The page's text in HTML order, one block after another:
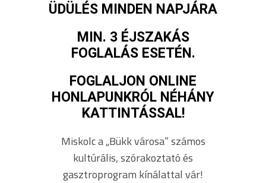
ÜDÜLÉS MINDEN NAPJÁRA
MIN. 3 ÉJSZAKÁS
FOGLALÁS ESETÉN.
FOGLALJON ONLINE
HONLAPUNKRÓL NÉHÁNY
KATTINTÁSSAL!
Miskolc a „Bükk városa” számos
kultúrális, szórakoztató és
gasztroprogram kínálattal vár!